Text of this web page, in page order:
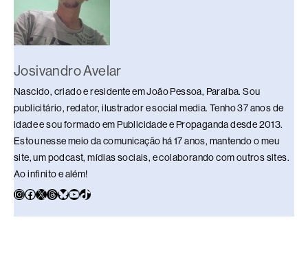
Josivandro Avelar
Nascido, criado e residente em João Pessoa, Paraíba. Sou
publicitário, redator, ilustrador e social media. Tenho 37 anos de
idade e sou formado em Publicidade e Propaganda desde 2013.
Estou nesse meio da comunicação há 17 anos, mantendo o meu
site, um podcast, mídias sociais, e colaborando com outros sites.
Ao infinito e além!